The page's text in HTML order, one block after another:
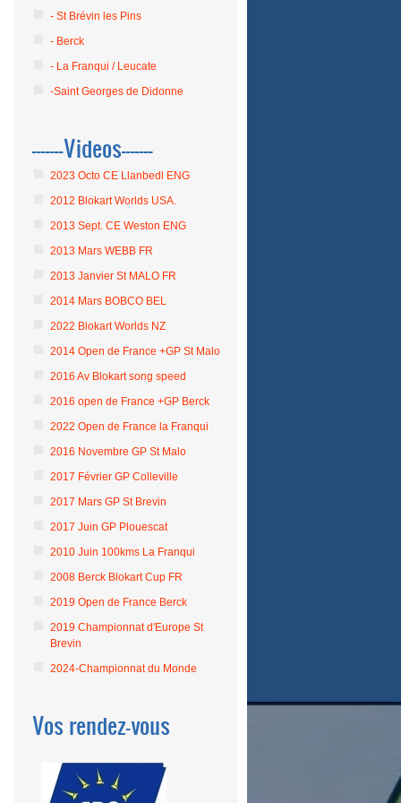
- St Brévin les Pins
- Berck
- La Franqui / Leucate
-Saint Georges de Didonne
-------Videos-------
2023 Octo CE Llanbedl ENG
2012 Blokart Worlds USA.
2013 Sept. CE Weston ENG
2013 Mars WEBB FR
2013 Janvier St MALO FR
2014 Mars BOBCO BEL
2022 Blokart Worlds NZ
2014 Open de France +GP St Malo
2016 Av Blokart song speed
2016 open de France +GP Berck
2022 Open de France la Franqui
2016 Novembre GP St Malo
2017 Février GP Colleville
2017 Mars GP St Brevin
2017 Juin GP Plouescat
2010 Juin 100kms La Franqui
2008 Berck Blokart Cup FR
2019 Open de France Berck
2019 Championnat d'Europe St
Brevin
2024-Championnat du Monde
Vos rendez-vous